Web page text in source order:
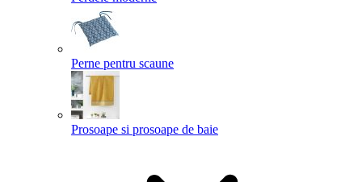
Perne pentru scaune
Prosoape si prosoape de baie